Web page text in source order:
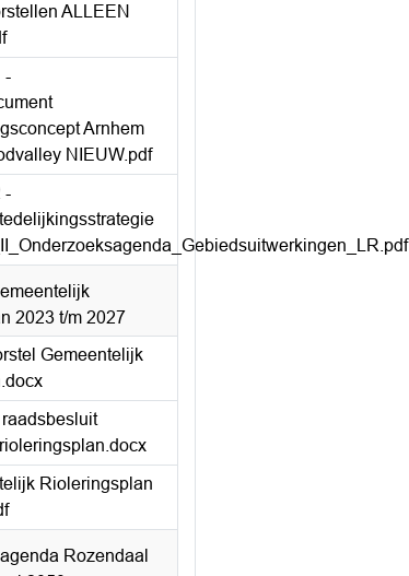
ALLEEN
-
Arnhem
NIEUW.pdf
-
2023 t/m 2027
Gemeentelijk
Rioleringsplan
Rozendaal